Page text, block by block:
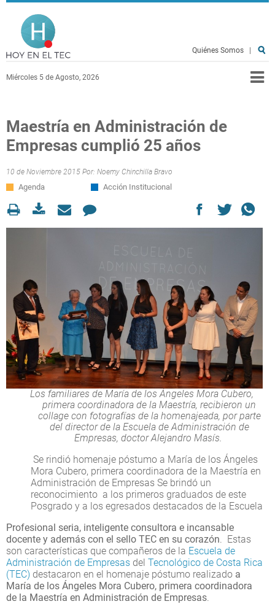
Pasar al contenido principal
Miércoles 5 de Agosto, 2026
Quiénes Somos
Maestría en Administración de
Empresas cumplió 25 años
10 de Noviembre 2015 Por: Noemy Chinchilla Bravo
Agenda Acción Institucional
Los familiares de María de los Ángeles Mora Cubero,
primera coordinadora de la Maestría, recibieron un
collage con fotografías de la homenajeada, por parte
del director de la Escuela de Administración de
Empresas, doctor Alejandro Masís.
Se rindió homenaje póstumo a María de los Ángeles
Mora Cubero, primera coordinadora de la Maestría en
Administración de Empresas Se brindó un
reconocimiento a los primeros graduados de este
Posgrado y a los egresados destacados de la Escuela
Profesional seria, inteligente consultora e incansable
docente y además con el sello TEC en su corazón. Estas
son características que compañeros de la Escuela de
Administración de Empresas del Tecnológico de Costa Rica
(TEC) destacaron en el homenaje póstumo realizado a
María de los Ángeles Mora Cubero, primera coordinadora
de la Maestría en Administración de Empresas.